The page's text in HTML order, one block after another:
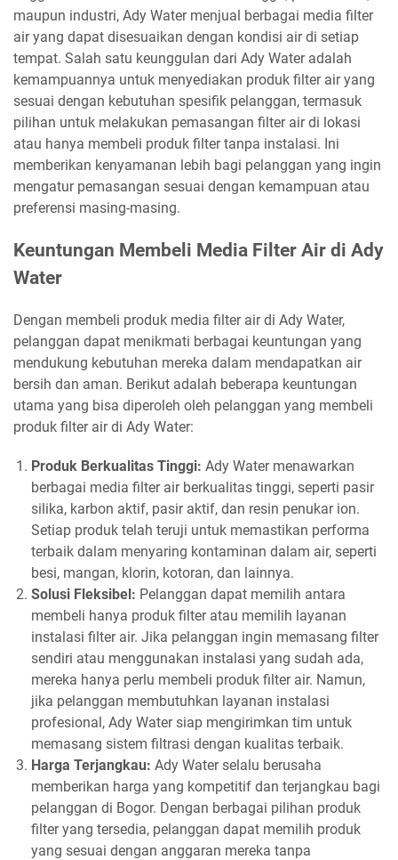
maupun industri, Ady Water menjual berbagai media filter
air yang dapat disesuaikan dengan kondisi air di setiap
tempat. Salah satu keunggulan dari Ady Water adalah
kemampuannya untuk menyediakan produk filter air yang
sesuai dengan kebutuhan spesifik pelanggan, termasuk
pilihan untuk melakukan pemasangan filter air di lokasi
atau hanya membeli produk filter tanpa instalasi. Ini
memberikan kenyamanan lebih bagi pelanggan yang ingin
mengatur pemasangan sesuai dengan kemampuan atau
preferensi masing-masing.
Keuntungan Membeli Media Filter Air di Ady
Water
Dengan membeli produk media filter air di Ady Water,
pelanggan dapat menikmati berbagai keuntungan yang
mendukung kebutuhan mereka dalam mendapatkan air
bersih dan aman. Berikut adalah beberapa keuntungan
utama yang bisa diperoleh oleh pelanggan yang membeli
produk filter air di Ady Water:
Produk Berkualitas Tinggi: Ady Water menawarkan
berbagai media filter air berkualitas tinggi, seperti pasir
silika, karbon aktif, pasir aktif, dan resin penukar ion.
Setiap produk telah teruji untuk memastikan performa
terbaik dalam menyaring kontaminan dalam air, seperti
besi, mangan, klorin, kotoran, dan lainnya.
Solusi Fleksibel: Pelanggan dapat memilih antara
membeli hanya produk filter atau memilih layanan
instalasi filter air. Jika pelanggan ingin memasang filter
sendiri atau menggunakan instalasi yang sudah ada,
mereka hanya perlu membeli produk filter air. Namun,
jika pelanggan membutuhkan layanan instalasi
profesional, Ady Water siap mengirimkan tim untuk
memasang sistem filtrasi dengan kualitas terbaik.
Harga Terjangkau: Ady Water selalu berusaha
memberikan harga yang kompetitif dan terjangkau bagi
pelanggan di Bogor. Dengan berbagai pilihan produk
filter yang tersedia, pelanggan dapat memilih produk
yang sesuai dengan anggaran mereka tanpa